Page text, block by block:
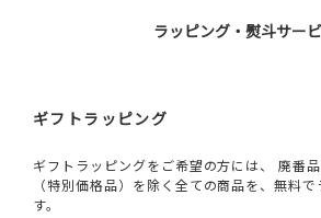
ラッピング・熨斗サー
ギフトラッピング
ギフトラッピングをご希望の方には、 廃番
（特別価格品）を除く全ての商品を、無料
す。